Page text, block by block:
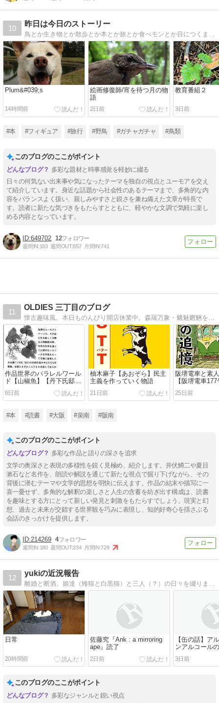
10
昨日は今日のストーリー
Plum&#039;s
14時間前
絵画修復師/宵を待つ月の物
語
2日前
教育番組２
3日前
#本 #フィギュア #旅行 #野鳥 #ガチャガチャ #鳥類
このブログのここがポイント
多彩な題材と時事感覚を軽妙に綴る
日々の何気ない出来事や気になったテーマを独自の視点とユーモアを交え
て紹介しています。身近な話題から社会性のあるテーマまで、多角的な内
容をバランスよく扱い、親しみやすさと鋭さを兼ね備えた文章が特長で
す。読者に新たな気づきをもたらすとともに、軽やかな文調で気軽に楽し
める内容となっています。
649702 12
週間IN:183 週間OUT:657 月間IN:741
11
OLDIES 三丁目のブログ
懐古趣味風。本日ものんびり開店休業中。森羅万象・魑魅魍魎を楽しみ・考える不定期連載ウェブログです。
作品世界のパラレルワール
ド【山椒魚】【丹下氏邸】
井伏鱒二
6日前
柚木麻子【あおぞら】民主
主義を作っていく物語
21日前
阪堺電車と素
【阪堺電車
25日前
#本 #読書 #大阪 #泉南 #阪南
このブログのここがポイント
多彩な作品と語りの深さを追求
文学の奥深さと表現の多様性を鋭く見極め、紹介します。井伏鱒二や夏目
漱石など名作を、朗読や解説を通じて新たな視点で掘り下げながら、その
背後に潜むテーマや文学的思想を明快に伝えます。作品の結末や描写に一
喜一憂せず、多角的な解釈の楽しさと人生の含蓄を紡ぎ出す構成は、読書
を趣味とする方にとって新しい発見と刺激をもたらすでしょう。現実と幻
想、過去と未来が交錯する世界観を巧みに表現し、知的好奇心を揺さぶる
会話のきっかけを提供します。
214269 4
週間IN:180 週間OUT:234 月間IN:729
12
yukiの近況報告
離婚と断酒。娘達（雉猫と白黒猫）と三人（？）の日々を綴ります。ロックと読書好き。でも酒と煙草をやらないストレート・エッジです。
日常
20時間前
佐藤究『Ank : a mirroring
ape』読了
2日前
【缶の話】ア
ンアルコール
【コンビニ等
3日前
このブログのここがポイント
多彩なジャンルと鋭い視点